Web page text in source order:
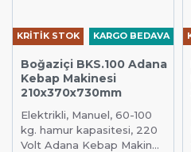
KARGO BEDAVA
KRİTİK STOK
Boğaziçi BKS.100 Adana
Kebap Makinesi
210x370x730mm
Elektrikli, Manuel, 60-100
kg. hamur kapasitesi, 220
Volt Adana Kebap Makin...